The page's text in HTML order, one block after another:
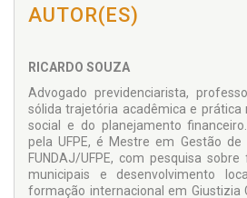
identificação de riscos,
previdenciária, projeções de renda
Mais do que cálculos, o
comportamento, ciclo de vida,
financeira, afastando promessas de
decisões conscientes,
compatíveis com a realidade de cada
Trata-se de uma obra prática e
o planejamento previdenciário em
AUTOR(ES)
RICARDO SOUZA
Advogado previdenciarista,
sólida trajetória acadêmica e prática
social e do planejamento
pela UFPE, é Mestre em Gestão de
FUNDAJ/UFPE, com pesquisa
municipais e desenvolvimento
formação internacional em Giustizia